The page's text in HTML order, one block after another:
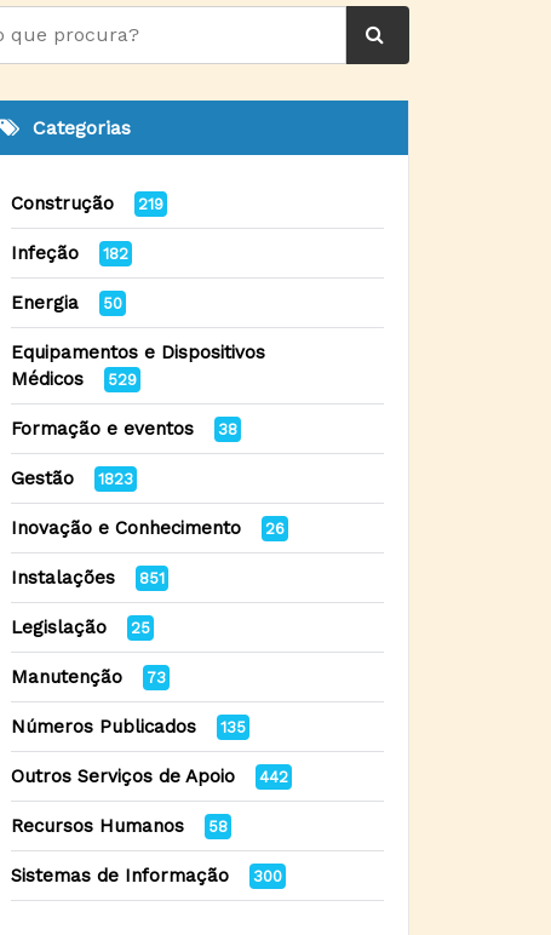
Categorias
Construção 219
Infeção 182
Energia 50
Equipamentos e Dispositivos
Médicos
529
Formação e eventos 38
Gestão 1823
Inovação e Conhecimento 26
Instalações 851
Legislação 25
Manutenção 73
Números Publicados 135
Outros Serviços de Apoio 442
Recursos Humanos 58
Sistemas de Informação 300